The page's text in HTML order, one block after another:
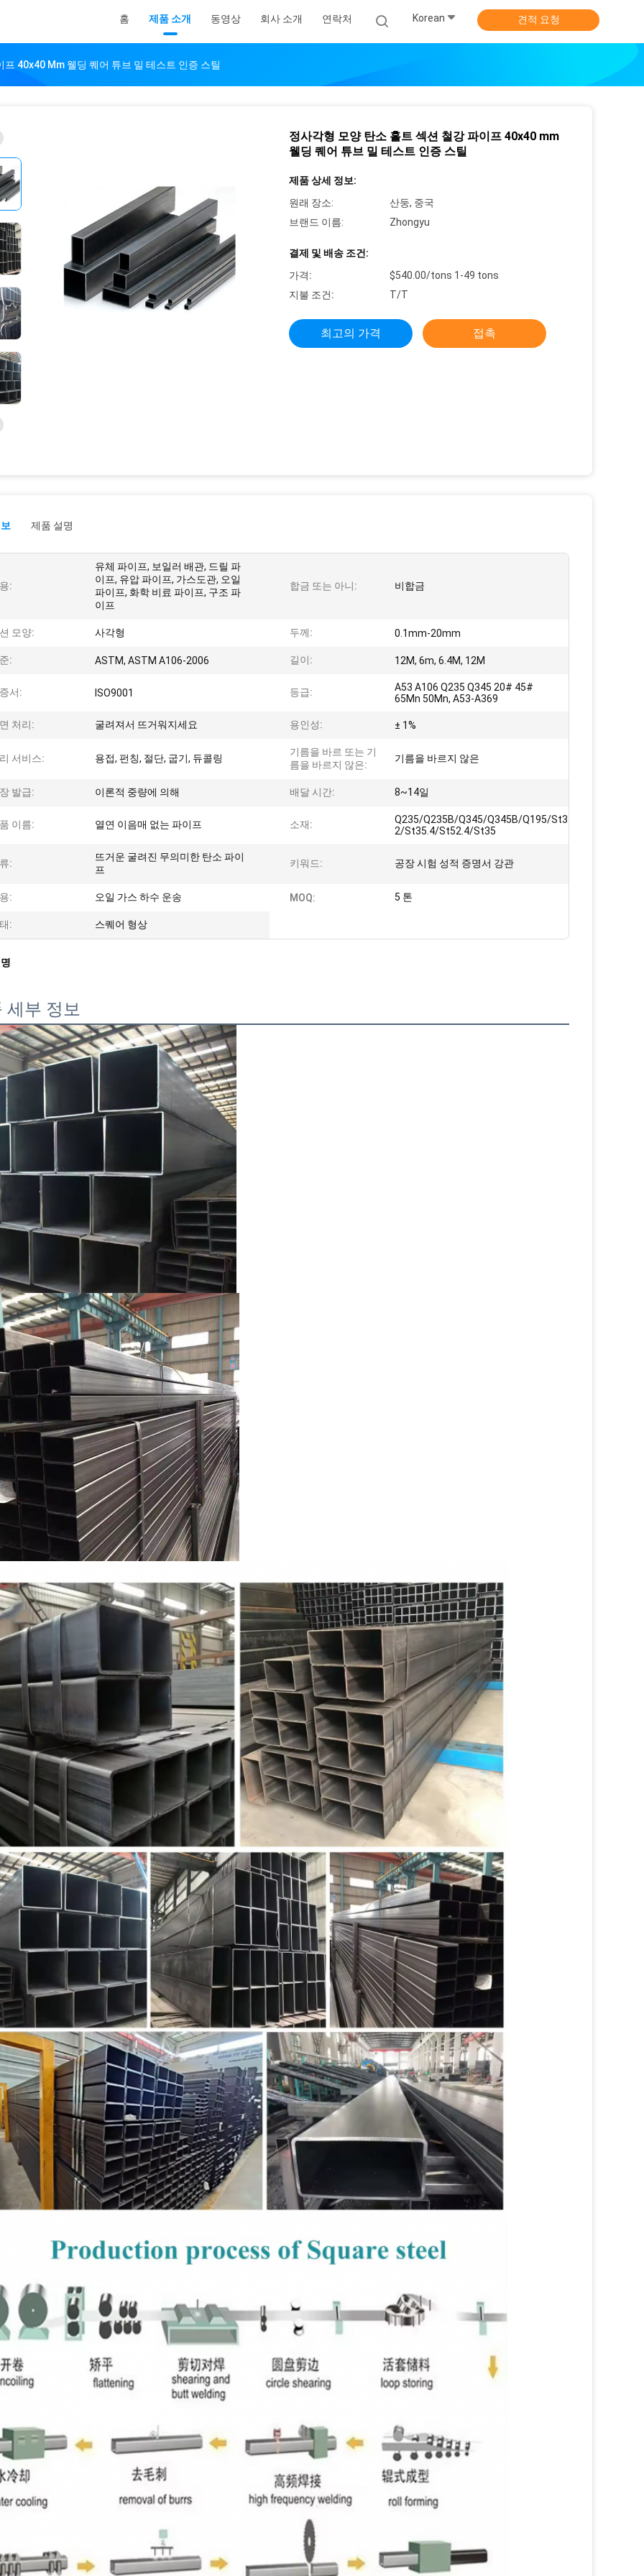
홈 제품 소개 동영상 회사 소개 연락처 Korean 견적 요청
40x40 Mm 웰딩 퀘어 튜브 밀 테스트 인증 스틸
정사각형 모양 탄소 홀트 섹션 철강 파이프 40x40 mm
웰딩 퀘어 튜브 밀 테스트 인증 스틸
제품 상세 정보:
원래 장소:
산둥, 중국
브랜드 이름:
Zhongyu
결제 및 배송 조건:
가격:
$540.00/tons 1-49 tons
지불 조건:
T/T
최고의 가격 접촉
제품 설명
:
유체 파이프, 보일러 배관, 드릴 파
이프, 유압 파이프, 가스도관, 오일
파이프, 화학 비료 파이프, 구조 파
이프
합금 또는 아니: 비합금
모양: 사각형 두께: 0.1mm-20mm
: ASTM, ASTM A106-2006 길이: 12M, 6m, 6.4M, 12M
서: ISO9001 등급:
A53 A106 Q235 Q345 20# 45#
65Mn 50Mn, A53-A369
처리: 굴려져서 뜨거워지세요 용인성: ± 1%
서비스: 용접, 펀칭, 절단, 굽기, 듀콜링
기름을 바르 또는 기
름을 바르지 않은:
기름을 바르지 않은
발급: 이론적 중량에 의해 배달 시간: 8~14일
이름: 열연 이음매 없는 파이프 소재:
Q235/Q235B/Q345/Q345B/Q195/St37/St42/St37-
2/St35.4/St52.4/St35
:
뜨거운 굴려진 무의미한 탄소 파이
프
키워드: 공장 시험 성적 증명서 강관
: 오일 가스 하수 운송 MOQ: 5 톤
: 스퀘어 형상
세부 정보